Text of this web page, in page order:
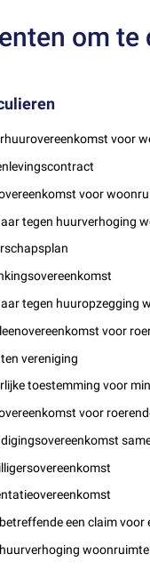
om te
voor
voor
tegen huurverhoging
tegen huuropzegging
voor
vereniging
toestemming voor
voor
een claim voor
woonruimte